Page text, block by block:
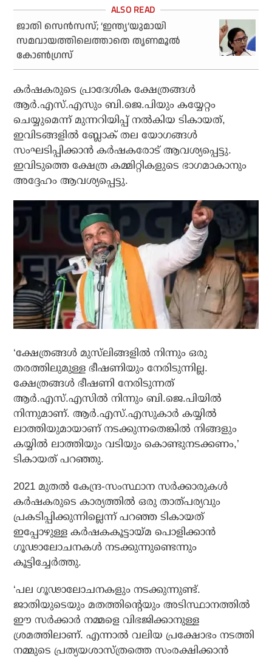
ജാതി സെൻസസ്; ‘ഇന്ത്യ’യുമായി
സമവായത്തിലെത്താതെ തൃണമൂൽ
കോൺഗ്രസ്‌
കര്‍ഷകരുടെ പ്രാദേശിക ക്ഷേത്രങ്ങള്‍
ആര്‍.എസ്.എസും ബി.ജെ.പിയും കയ്യേറ്റം
ചെയ്യുമെന്ന് മുന്നറിയിപ്പ് നല്‍കിയ ടികായത്,
ഇവിടങ്ങളില്‍ ബ്ലോക് തല യോഗങ്ങള്‍
സംഘടിപ്പിക്കാന്‍ കര്‍ഷകരോട് ആവശ്യപ്പെട്ടു.
ഇവിടുത്തെ ക്ഷേത്ര കമ്മിറ്റികളുടെ ഭാഗമാകാനും
അദ്ദേഹം ആവശ്യപ്പെട്ടു.
‘ക്ഷേത്രങ്ങള്‍ മുസ്‌ലിങ്ങളില്‍ നിന്നും ഒരു
തരത്തിലുമുള്ള ഭീഷണിയും നേരിടുന്നില്ല.
ക്ഷേത്രങ്ങള്‍ ഭീഷണി നേരിടുന്നത്
ആര്‍.എസ്.എസില്‍ നിന്നും ബി.ജെ.പിയില്‍
നിന്നുമാണ്. ആര്‍.എസ്.എസുകാര്‍ കയ്യില്‍
ലാത്തിയുമായാണ് നടക്കുന്നതെങ്കില്‍ നിങ്ങളും
കയ്യില്‍ ലാത്തിയും വടിയും കൊണ്ടുനടക്കണം,’
ടികായത് പറഞ്ഞു.
2021 മുതല്‍ കേന്ദ്ര-സംസ്ഥാന സര്‍ക്കാരുകള്‍
കര്‍ഷകരുടെ കാര്യത്തില്‍ ഒരു താത്പര്യവും
പ്രകടിപ്പിക്കുന്നില്ലെന്ന് പറഞ്ഞ ടികായത്
ഇപ്പോഴുള്ള കര്‍ഷകകൂട്ടായ്മ പൊളിക്കാന്‍
ഗൂഢാലോചനകള്‍ നടക്കുന്നുണ്ടെന്നും
കൂട്ടിച്ചേര്‍ത്തു.
‘പല ഗൂഢാലോചനകളും നടക്കുന്നുണ്ട്.
ജാതിയുടെയും മതത്തിന്റെയും അടിസ്ഥാനത്തില്‍
ഈ സര്‍ക്കാര്‍ നമ്മളെ വിഭജിക്കാനുള്ള
ശ്രമത്തിലാണ്. എന്നാല്‍ വലിയ പ്രക്ഷോഭം നടത്തി
നമ്മുടെ പ്രത്യയശാസ്ത്രത്തെ സംരക്ഷിക്കാന്‍